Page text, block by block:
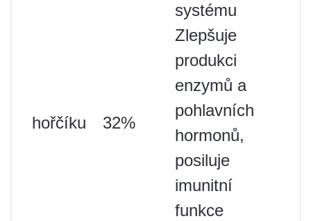
systému
hořčíku 32%
Zlepšuje
produkci
enzymů a
pohlavních
hormonů,
posiluje
imunitní
funkce